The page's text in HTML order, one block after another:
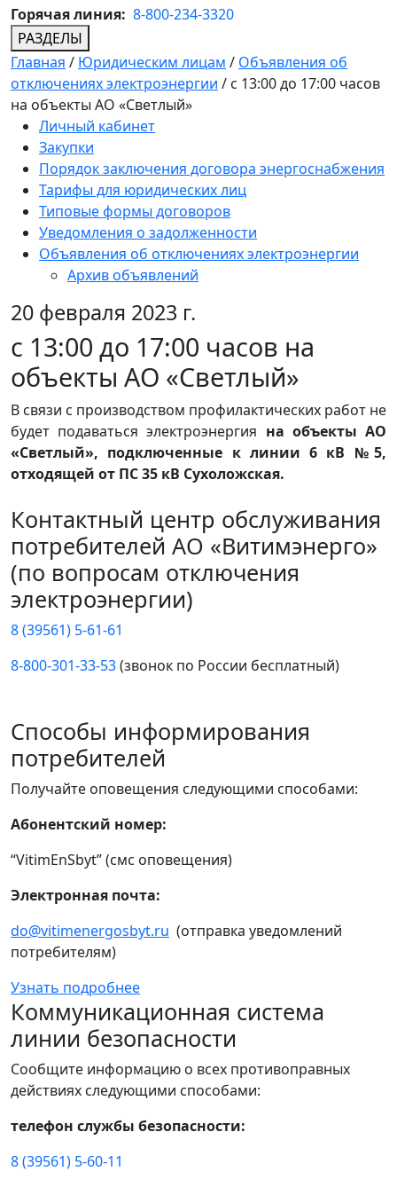
Горячая линия: 8-800-234-3320
РАЗДЕЛЫ
Главная / Юридическим лицам / Объявления об
отключениях электроэнергии / с 13:00 до 17:00 часов
на объекты АО «Светлый»
Личный кабинет
Закупки
Порядок заключения договора энергоснабжения
Тарифы для юридических лиц
Типовые формы договоров
Уведомления о задолженности
Объявления об отключениях электроэнергии
Архив объявлений
20 февраля 2023 г.
с 13:00 до 17:00 часов на
объекты АО «Светлый»
В связи с производством профилактических работ не
будет подаваться электроэнергия на объекты АО
«Светлый», подключенные к линии 6 кВ №5,
отходящей от ПС 35 кВ Сухоложская.
Контактный центр обслуживания
потребителей АО «Витимэнерго»
(по вопросам отключения
электроэнергии)
8 (39561) 5-61-61
8-800-301-33-53(звонок по России бесплатный)
Способы информирования
потребителей
Получайте оповещения следующими способами:
Абонентский номер:
“VitimEnSbyt” (смс оповещения)
Электронная почта:
do@vitimenergosbyt.ru (отправка уведомлений
потребителям)
Узнать подробнее
Коммуникационная система
линии безопасности
Сообщите информацию о всех противоправных
действиях следующими способами:
телефон службы безопасности:
8 (39561) 5-60-11